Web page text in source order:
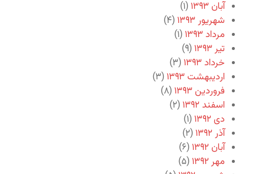
آبان ۱۳۹۳
(۱)
شهریور ۱۳۹۳
(۴)
مرداد ۱۳۹۳
(۱)
تیر ۱۳۹۳
(۹)
خرداد ۱۳۹۳
(۳)
اردیبهشت ۱۳۹۳
(۳)
فروردین ۱۳۹۳
(۸)
اسفند ۱۳۹۲
(۲)
دی ۱۳۹۲
(۱)
آذر ۱۳۹۲
(۲)
آبان ۱۳۹۲
(۶)
مهر ۱۳۹۲
(۵)